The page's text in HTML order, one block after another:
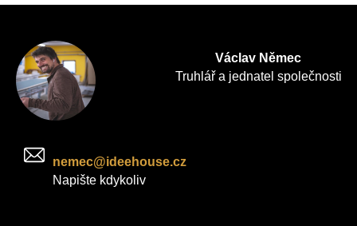
Václav Němec
Truhlář a jednatel společnosti
nemec@ideehouse.cz
Napište kdykoliv